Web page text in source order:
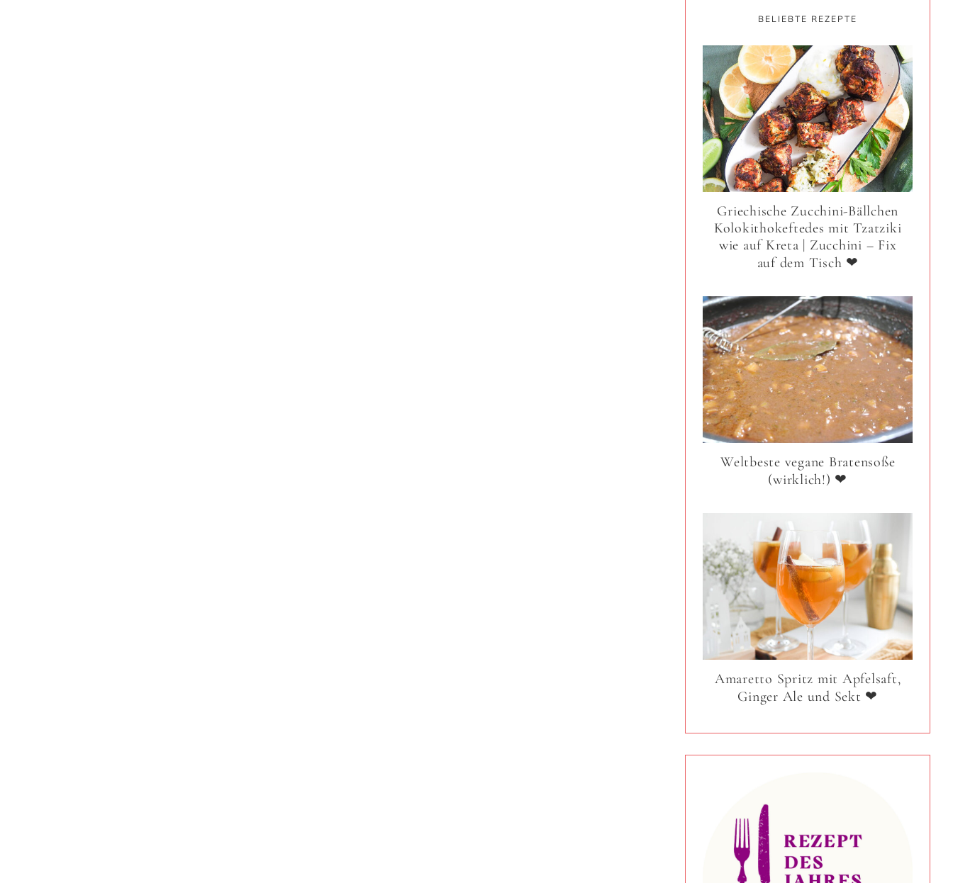
BELIEBTE REZEPTE
Griechische Zucchini-Bällchen
Kolokithokeftedes mit Tzatziki
wie auf Kreta | Zucchini – Fix
auf dem Tisch ❤
Weltbeste vegane Bratensoße
(wirklich!) ❤
Amaretto Spritz mit Apfelsaft,
Ginger Ale und Sekt ❤